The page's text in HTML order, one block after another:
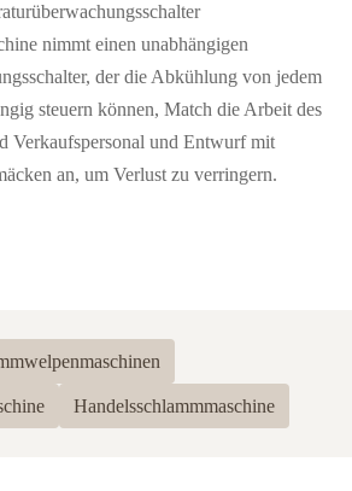
nimmt einen unabhängigen
der die Abkühlung von jedem
steuern können, Match die Arbeit des
Verkaufspersonal und Entwurf mit
an, um Verlust zu verringern.
Handelsschlammmaschine